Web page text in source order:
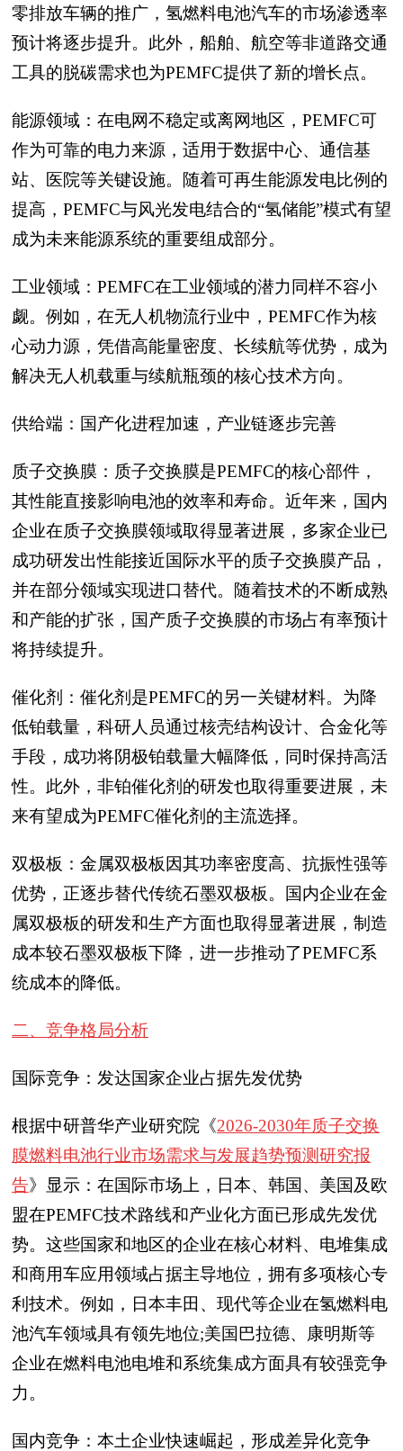
零排放车辆的推广，氢燃料电池汽车的市场渗透率
预计将逐步提升。此外，船舶、航空等非道路交通
工具的脱碳需求也为PEMFC提供了新的增长点。
能源领域：在电网不稳定或离网地区，PEMFC可
作为可靠的电力来源，适用于数据中心、通信基
站、医院等关键设施。随着可再生能源发电比例的
提高，PEMFC与风光发电结合的“氢储能”模式有望
成为未来能源系统的重要组成部分。
工业领域：PEMFC在工业领域的潜力同样不容小
觑。例如，在无人机物流行业中，PEMFC作为核
心动力源，凭借高能量密度、长续航等优势，成为
解决无人机载重与续航瓶颈的核心技术方向。
供给端：国产化进程加速，产业链逐步完善
质子交换膜：质子交换膜是PEMFC的核心部件，
其性能直接影响电池的效率和寿命。近年来，国内
企业在质子交换膜领域取得显著进展，多家企业已
成功研发出性能接近国际水平的质子交换膜产品，
并在部分领域实现进口替代。随着技术的不断成熟
和产能的扩张，国产质子交换膜的市场占有率预计
将持续提升。
催化剂：催化剂是PEMFC的另一关键材料。为降
低铂载量，科研人员通过核壳结构设计、合金化等
手段，成功将阴极铂载量大幅降低，同时保持高活
性。此外，非铂催化剂的研发也取得重要进展，未
来有望成为PEMFC催化剂的主流选择。
双极板：金属双极板因其功率密度高、抗振性强等
优势，正逐步替代传统石墨双极板。国内企业在金
属双极板的研发和生产方面也取得显著进展，制造
成本较石墨双极板下降，进一步推动了PEMFC系
统成本的降低。
二、竞争格局分析
国际竞争：发达国家企业占据先发优势
根据中研普华产业研究院《2026-2030年质子交换
膜燃料电池行业市场需求与发展趋势预测研究报
告》显示：在国际市场上，日本、韩国、美国及欧
盟在PEMFC技术路线和产业化方面已形成先发优
势。这些国家和地区的企业在核心材料、电堆集成
和商用车应用领域占据主导地位，拥有多项核心专
利技术。例如，日本丰田、现代等企业在氢燃料电
池汽车领域具有领先地位;美国巴拉德、康明斯等
企业在燃料电池电堆和系统集成方面具有较强竞争
力。
国内竞争：本土企业快速崛起，形成差异化竞争